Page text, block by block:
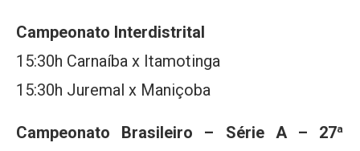
Campeonato Interdistrital
15:30h Carnaíba x Itamotinga
15:30h Juremal x Maniçoba
Campeonato Brasileiro – Série A – 27ª